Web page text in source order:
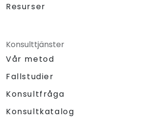
Resurser
Konsulttjänster
Vår metod
Fallstudier
Konsultfråga
Konsultkatalog